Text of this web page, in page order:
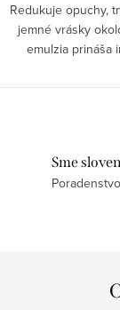
Redukuje opuchy,
jemné vrásky
emulzia prináša
Sme